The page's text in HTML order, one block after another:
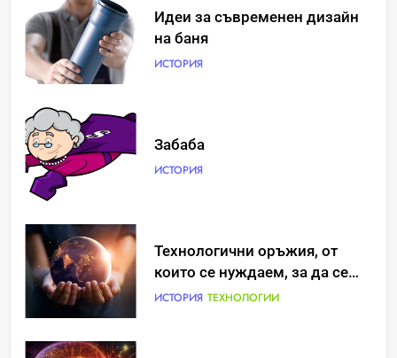
Идеи за съвременен дизайн
на баня
ИСТОРИЯ
Забаба
ИСТОРИЯ
Технологични оръжия, от
които се нуждаем, за да се
борим с глобалното
ИСТОРИЯ ТЕХНОЛОГИИ
Идеи за съвременен дизайн
на баня
ИСТОРИЯ